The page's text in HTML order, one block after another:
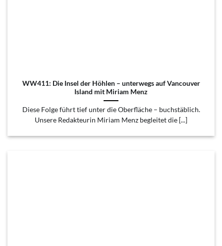
WW411: Die Insel der Höhlen – unterwegs auf Vancouver
Island mit Miriam Menz
Diese Folge führt tief unter die Oberfläche – buchstäblich.
Unsere Redakteurin Miriam Menz begleitet die [...]